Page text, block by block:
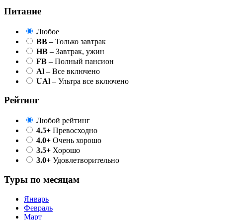
Питание
Любое
BB – Только завтрак
HB – Завтрак, ужин
FB – Полный пансион
Al – Все включено
UAl – Ультра все включено
Рейтинг
Любой рейтинг
4.5+ Превосходно
4.0+ Очень хорошо
3.5+ Хорошо
3.0+ Удовлетворительно
Туры по месяцам
Январь
Февраль
Март